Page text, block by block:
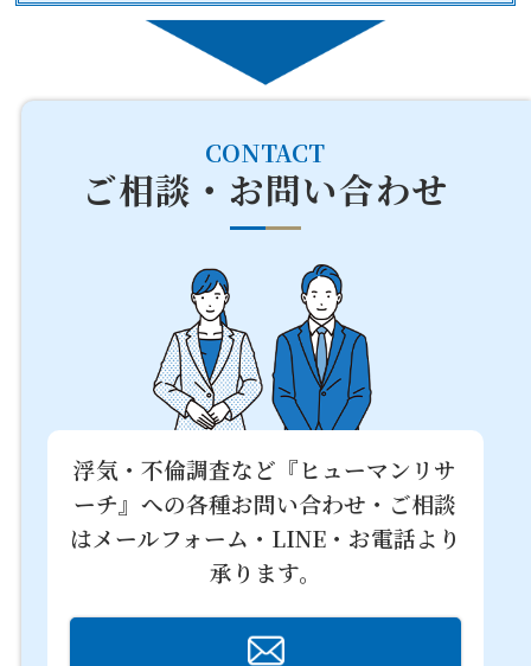
CONTACT
ご相談・お問い合わせ
浮気・不倫調査など『ヒューマンリサ
ーチ』への各種お問い合わせ・ご相談
はメールフォーム・LINE・お電話より
承ります。